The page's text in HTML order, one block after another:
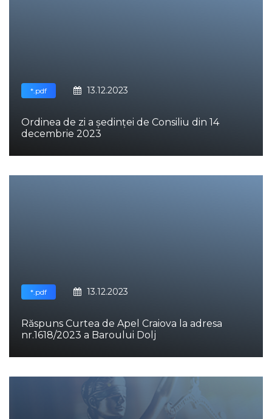
*.pdf 13.12.2023
Ordinea de zi a ședinței de Consiliu din 14
decembrie 2023
*.pdf 13.12.2023
Răspuns Curtea de Apel Craiova la adresa
nr.1618/2023 a Baroului Dolj